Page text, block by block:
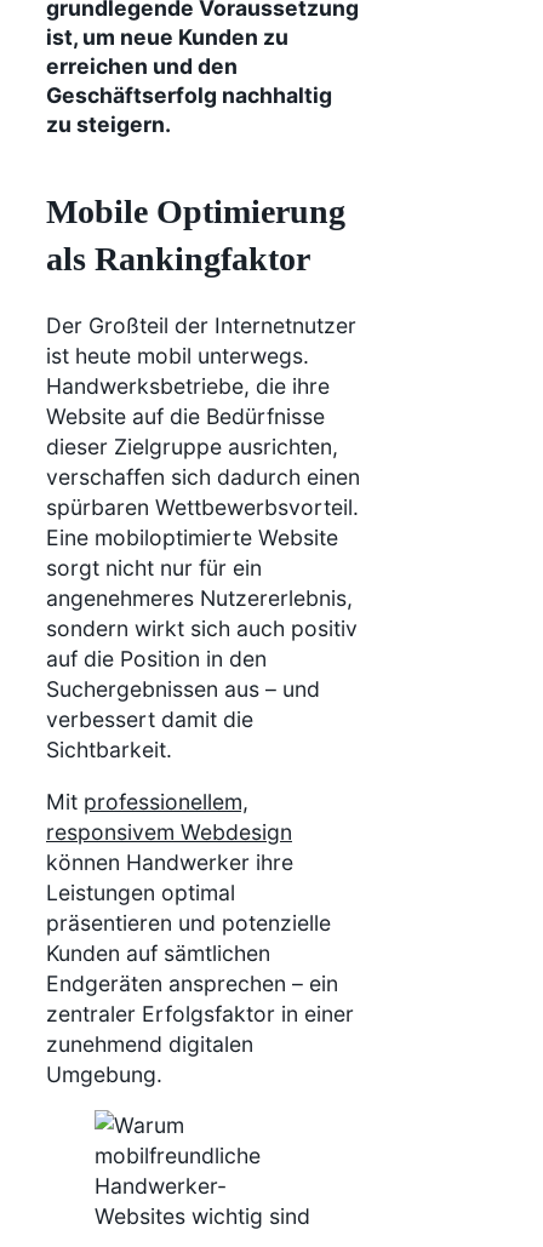
grundlegende Voraussetzung
ist, um neue Kunden zu
erreichen und den
Geschäftserfolg nachhaltig
zu steigern.
Mobile Optimierung
als Rankingfaktor
Der Großteil der Internetnutzer
ist heute mobil unterwegs.
Handwerksbetriebe, die ihre
Website auf die Bedürfnisse
dieser Zielgruppe ausrichten,
verschaffen sich dadurch einen
spürbaren Wettbewerbsvorteil.
Eine mobiloptimierte Website
sorgt nicht nur für ein
angenehmeres Nutzererlebnis,
sondern wirkt sich auch positiv
auf die Position in den
Suchergebnissen aus – und
verbessert damit die
Sichtbarkeit.
Mit professionellem,
responsivem Webdesign
können Handwerker ihre
Leistungen optimal
präsentieren und potenzielle
Kunden auf sämtlichen
Endgeräten ansprechen – ein
zentraler Erfolgsfaktor in einer
zunehmend digitalen
Umgebung.